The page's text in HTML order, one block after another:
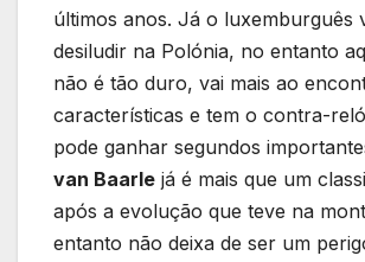
últimos anos. Já o luxemburguês
desiludir na Polónia, no entanto
não é tão duro, vai mais ao
características e tem o contra-
pode ganhar segundos
van Baarle já é mais que um
após a evolução que teve na
entanto não deixa de ser um